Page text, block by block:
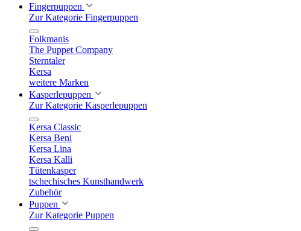
Fingerpuppen
Zur Kategorie Fingerpuppen
Folkmanis
The Puppet Company
Sterntaler
Kersa
weitere Marken
Kasperlepuppen
Zur Kategorie Kasperlepuppen
Kersa Classic
Kersa Beni
Kersa Lina
Kersa Kalli
Tütenkasper
tschechisches Kunsthandwerk
Zubehör
Puppen
Zur Kategorie Puppen